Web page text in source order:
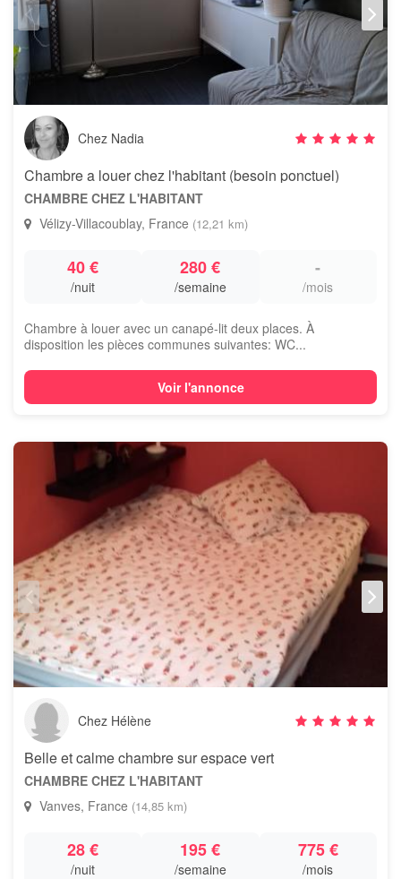
Chez Nadia
Chambre a louer chez l'habitant (besoin ponctuel)
CHAMBRE CHEZ L'HABITANT
Vélizy-Villacoublay, France (12,21 km)
40 €
/nuit
280 €
/semaine
-
/mois
Chambre à louer avec un canapé-lit deux places. À
disposition les pièces communes suivantes: WC...
Voir l'annonce
Chez Hélène
Belle et calme chambre sur espace vert
CHAMBRE CHEZ L'HABITANT
Vanves, France (14,85 km)
28 €
/nuit
195 €
/semaine
775 €
/mois